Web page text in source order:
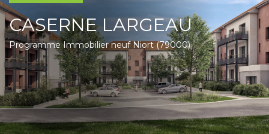
CASERNE LARGEAU
Programme Immobilier neuf Niort (79000)